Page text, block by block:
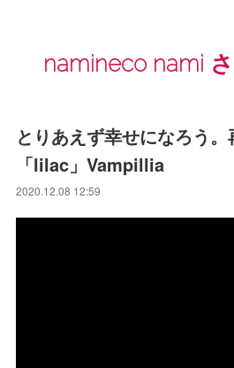
namineco nami
とりあえず幸せになろう
「lilac」Vampillia
2020.12.08 12:59